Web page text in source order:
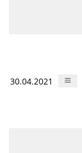
30.04.2021